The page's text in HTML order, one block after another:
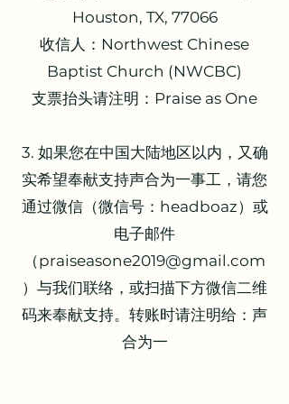
Houston, TX, 77066
收信人：Northwest Chinese
Baptist Church (NWCBC)
支票抬头请注明：Praise as One
3. 如果您在中国大陆地区以内，又确
实希望奉献支持声合为一事工，请您
通过微信（微信号：headboaz）或
电子邮件
（praiseasone2019@gmail.com
）与我们联络，或扫描下方微信二维
码来奉献支持。转账时请注明给：声
合为一